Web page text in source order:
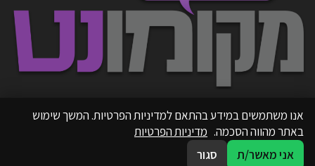
אנו משתמשים במידע בהתאם למדיניות הפרטיות. המשך שימוש
באתר מהווה הסכמה. מדיניות הפרטיות
אני מאשר/ת
סגור